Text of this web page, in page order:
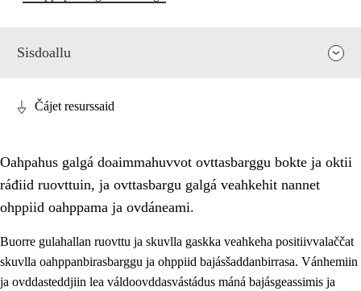
Sisdoallu
Čájet resurssaid
Oahpahus galgá doaimmahuvvot ovttasbarggu bokte ja oktii
ráđiid ruovttuin, ja ovttasbargu galgá veahkehit nannet
ohppiid oahppama ja ovdáneami.
Buorre gulahallan ruovttu ja skuvlla gaskka veahkeha positiivvalaččat
skuvlla oahppanbirasbarggu ja ohppiid bajásšaddanbirrasa. Vánhemiin
ja ovddasteddjiin lea váldoovddasvástádus máná bajásgeassimis ja